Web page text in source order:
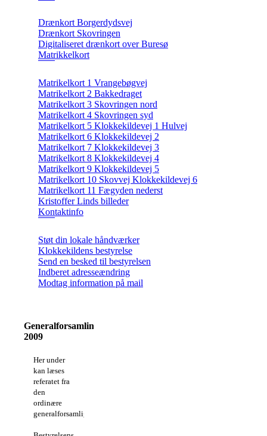
Drænkort Borgerdydsvej
Drænkort Skovringen
Digitaliseret drænkort over Buresø
Matrikkelkort
Matrikelkort 1 Vrangebøgvej
Matrikelkort 2 Bakkedraget
Matrikelkort 3 Skovringen nord
Matrikelkort 4 Skovringen syd
Matrikelkort 5 Klokkekildevej 1 Hulvej
Matrikelkort 6 Klokkekildevej 2
Matrikelkort 7 Klokkekildevej 3
Matrikelkort 8 Klokkekildevej 4
Matrikelkort 9 Klokkekildevej 5
Matrikelkort 10 Skovvej Klokkekildevej 6
Matrikelkort 11 Fægyden nederst
Kristoffer Linds billeder
Kontaktinfo
Støt din lokale håndværker
Klokkekildens bestyrelse
Send en besked til bestyrelsen
Indberet adresseændring
Modtag information på mail
Generalforsamling
2009
Her under
kan læses
referatet fra
den
ordinære
generalforsamlig